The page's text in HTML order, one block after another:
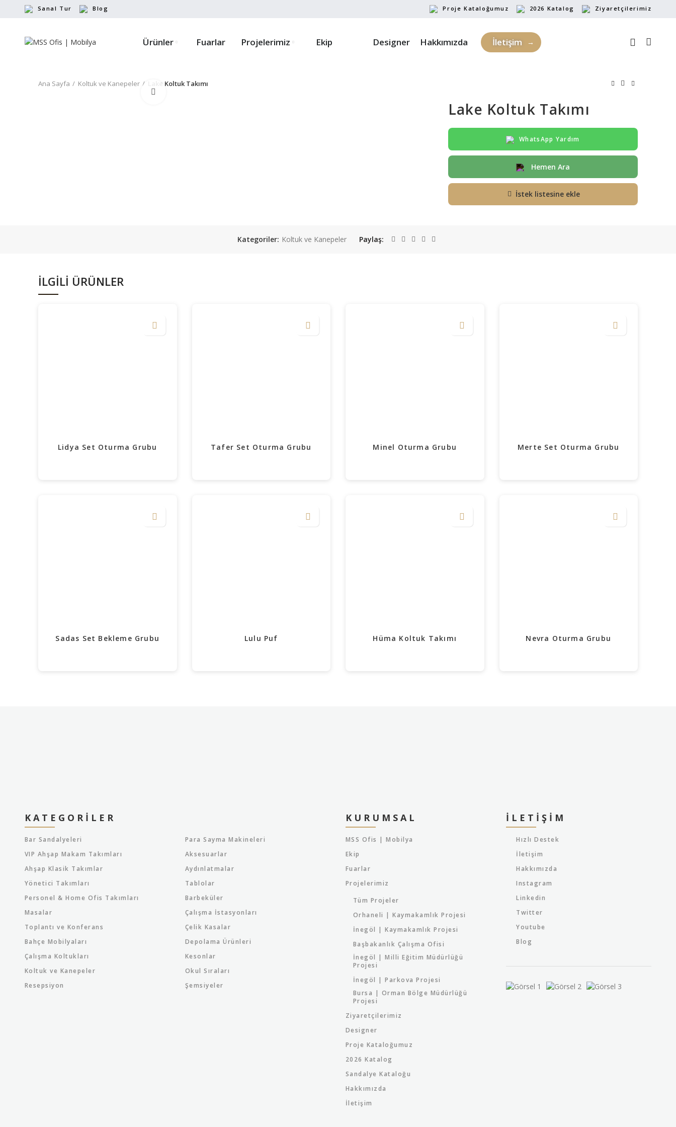
Sanal Tur Blog Proje Kataloğumuz 2026 Katalog Ziyaretçilerimiz
Ürünler Fuarlar Projelerimiz Ekip Designer Hakkımızda İletişim
Ana Sayfa Koltuk ve Kanepeler
Lake Koltuk Takımı
Lake Koltuk Takımı
WhatsApp Yardım
Hemen Ara
İstek listesine ekle
Kategoriler: Koltuk ve Kanepeler Paylaş
İLGILI ÜRÜNLER
Lidya Set Oturma Grubu Tafer Set Oturma Grubu Minel Oturma Grubu Merte Set Oturma Grubu
Sadas Set Bekleme Grubu Lulu Puf Hüma Koltuk Takımı Nevra Oturma Grubu
KATEGORILER
Bar Sandalyeleri
VIP Ahşap Makam Takımları
Ahşap Klasik Takımlar
Yönetici Takımları
Personel & Home Ofis Takımları
Masalar
Toplantı ve Konferans
Bahçe Mobilyaları
Çalışma Koltukları
Koltuk ve Kanepeler
Resepsiyon
Para Sayma Makineleri
Aksesuarlar
Aydınlatmalar
Tablolar
Barbeküler
Çalışma İstasyonları
Çelik Kasalar
Depolama Ürünleri
Kesonlar
Okul Sıraları
Şemsiyeler
KURUMSAL
MSS Ofis | Mobilya
Ekip
Fuarlar
Projelerimiz
Tüm Projeler
Orhaneli | Kaymakamlık Projesi
İnegöl | Kaymakamlık Projesi
Başbakanlık Çalışma Ofisi
İnegöl | Milli Eğitim Müdürlüğü
Projesi
İnegöl | Parkova Projesi
Bursa | Orman Bölge Müdürlüğü
Projesi
Ziyaretçilerimiz
Designer
Proje Kataloğumuz
2026 Katalog
Sandalye Kataloğu
Hakkımızda
İletişim
İLETIŞIM
Hızlı Destek
İletişim
Hakkımızda
Instagram
Linkedin
Twitter
Youtube
Blog